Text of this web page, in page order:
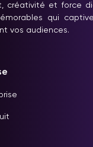
créativité et force
qui
vos audiences.